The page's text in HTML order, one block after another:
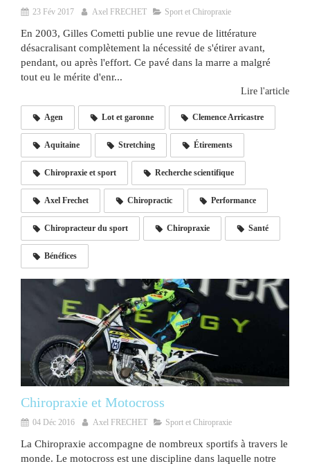
23 Fév 2017 Axel FRECHET Sport et Chiropraxie
En 2003, Gilles Cometti publie une revue de littérature
désacralisant complètement la nécessité de s'étirer avant,
pendant, ou après l'effort. Ce pavé dans la marre a malgré
tout eu le mérite d'enr...
Lire l'article
Agen Lot et garonne Clemence Arricastre
Aquitaine Stretching Étirements
Chiropraxie et sport Recherche scientifique
Axel Frechet Chiropractic Performance
Chiropracteur du sport Chiropraxie Santé
Bénéfices
Chiropraxie et Motocross
04 Déc 2016 Axel FRECHET Sport et Chiropraxie
La Chiropraxie accompagne de nombreux sportifs à travers le
monde. Le motocross est une discipline dans laquelle notre